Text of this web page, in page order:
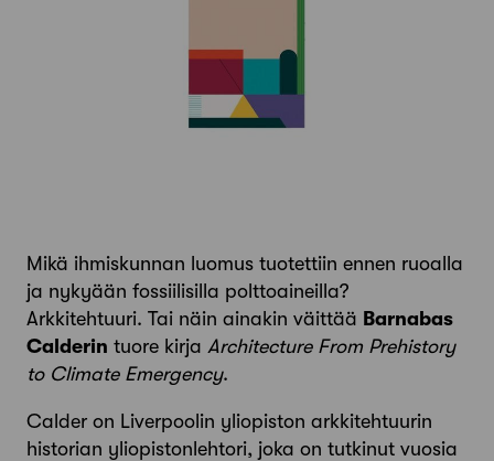
Mikä ihmiskunnan luomus tuotettiin ennen ruoalla
ja nykyään fossiilisilla polttoaineilla?
Arkkitehtuuri. Tai näin ainakin väittää Barnabas
Calderin tuore kirja Architecture From Prehistory
to Climate Emergency.
Calder on Liverpoolin yliopiston arkkitehtuurin
historian yliopistonlehtori, joka on tutkinut vuosia